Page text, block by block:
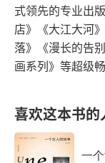
个多世纪后，
书”、费舍尔出
语百大”、《
国文豪托马
道：“《荒原狼
了阅读的妙处
式领先的专业出
店》《大江大河
落》《漫长的告
画系列》等超级畅
喜欢这本书的
一